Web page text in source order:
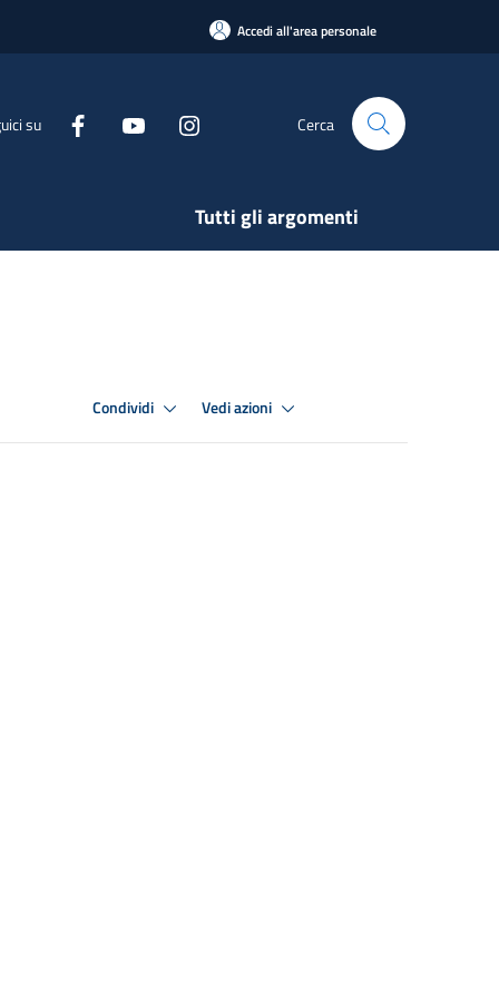
Accedi all'area personale
su Cerca
Tutti gli argomenti
Condividi Vedi azioni